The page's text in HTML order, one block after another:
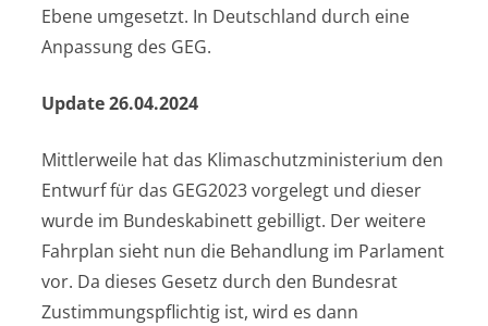
Ebene umgesetzt. In Deutschland durch eine
Anpassung des GEG.
Update 26.04.2024
Mittlerweile hat das Klimaschutzministerium den
Entwurf für das GEG2023 vorgelegt und dieser
wurde im Bundeskabinett gebilligt. Der weitere
Fahrplan sieht nun die Behandlung im Parlament
vor. Da dieses Gesetz durch den Bundesrat
Zustimmungspflichtig ist, wird es dann